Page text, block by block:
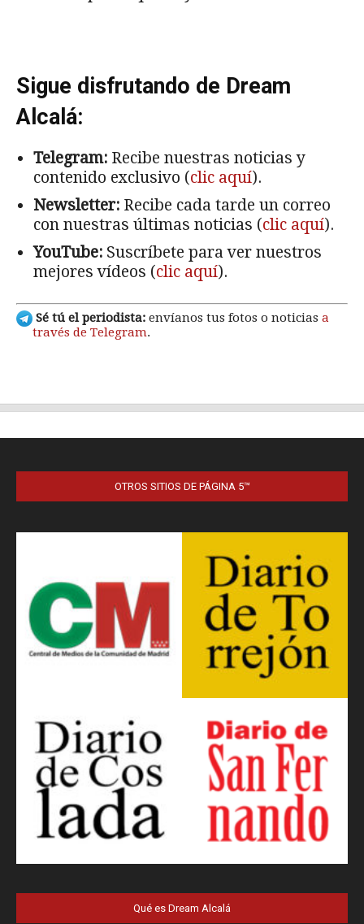
OTROS SITIOS DE PÁGINA 5™
Qué es Dream Alcalá